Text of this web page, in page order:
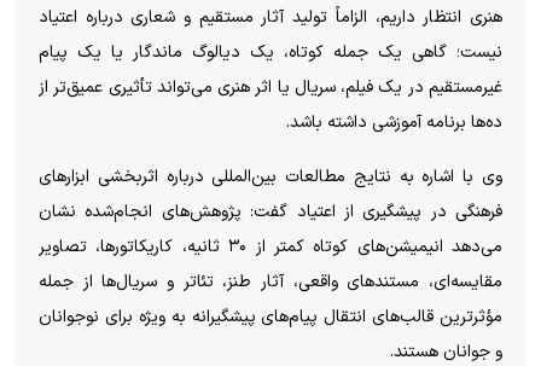
هنری انتظار داریم، الزاماً تولید آثار مستقیم و شعاری درباره اعتیاد
نیست؛ گاهی یک جمله کوتاه، یک دیالوگ ماندگار یا یک پیام
غیرمستقیم در یک فیلم، سریال یا اثر هنری می‌تواند تأثیری عمیق‌تر از
ده‌ها برنامه آموزشی داشته باشد.
وی با اشاره به نتایج مطالعات بین‌المللی درباره اثربخشی ابزارهای
فرهنگی در پیشگیری از اعتیاد گفت: پژوهش‌های انجام‌شده نشان
می‌دهد انیمیشن‌های کوتاه کمتر از ۳۰ ثانیه، کاریکاتورها، تصاویر
مقایسه‌ای، مستندهای واقعی، آثار طنز، تئاتر و سریال‌ها از جمله
مؤثرترین قالب‌های انتقال پیام‌های پیشگیرانه به ویژه برای نوجوانان
و جوانان هستند.